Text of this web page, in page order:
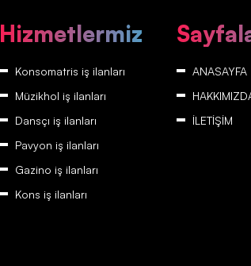
Hizmetlermiz
Konsomatris iş ilanları
Müzikhol iş ilanları
Dansçı iş ilanları
Pavyon iş ilanları
Gazino iş ilanları
Kons iş ilanları
ANASAYFA
İLETİŞİM